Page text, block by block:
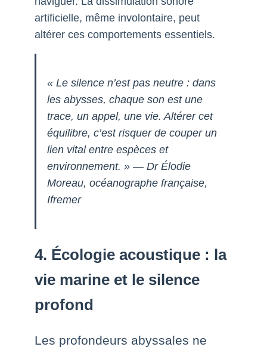
artificielle, même involontaire, peut
altérer ces comportements essentiels.
« Le silence n’est pas neutre : dans
les abysses, chaque son est une
trace, un appel, une vie. Altérer cet
équilibre, c’est risquer de couper un
lien vital entre espèces et
environnement. » — Dr Élodie
Moreau, océanographe française,
Ifremer
4. Écologie acoustique : la
vie marine et le silence
profond
Les profondeurs abyssales ne